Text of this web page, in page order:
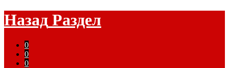
Назад Раздел
0
0
0